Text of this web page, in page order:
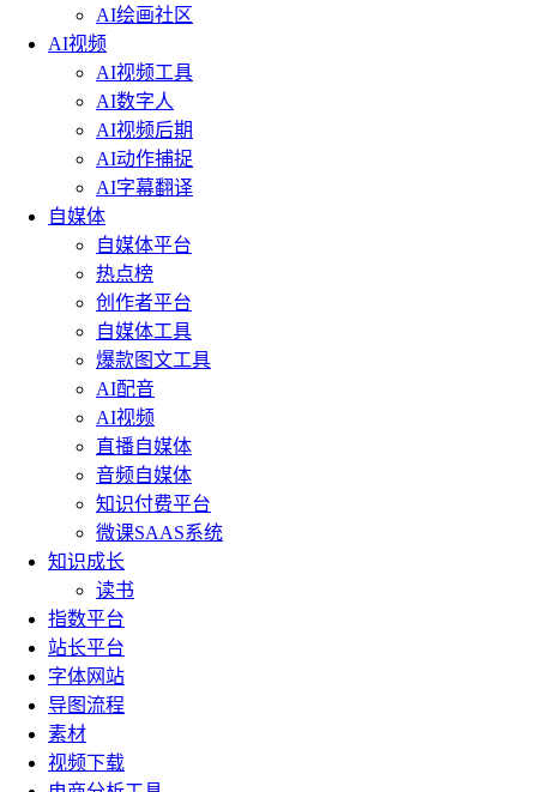
AI绘画社区
AI视频
AI视频工具
AI数字人
AI视频后期
AI动作捕捉
AI字幕翻译
自媒体
自媒体平台
热点榜
创作者平台
自媒体工具
爆款图文工具
AI配音
AI视频
直播自媒体
音频自媒体
知识付费平台
微课SAAS系统
知识成长
读书
指数平台
站长平台
字体网站
导图流程
素材
视频下载